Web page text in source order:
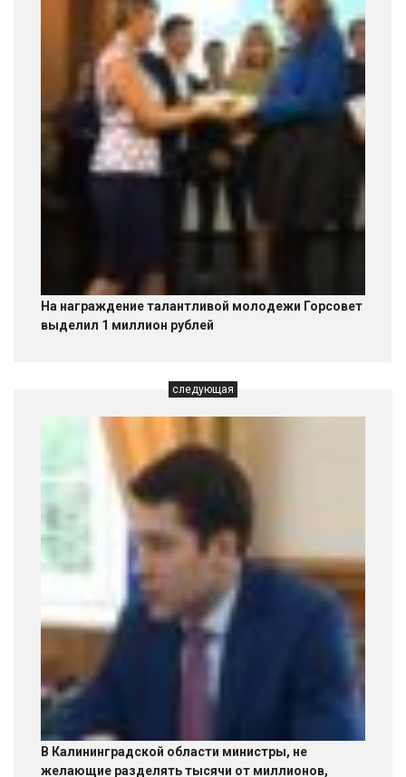
На награждение талантливой молодежи Горсовет
выделил 1 миллион рублей
следующая
В Калининградской области министры, не
желающие разделять тысячи от миллионов,